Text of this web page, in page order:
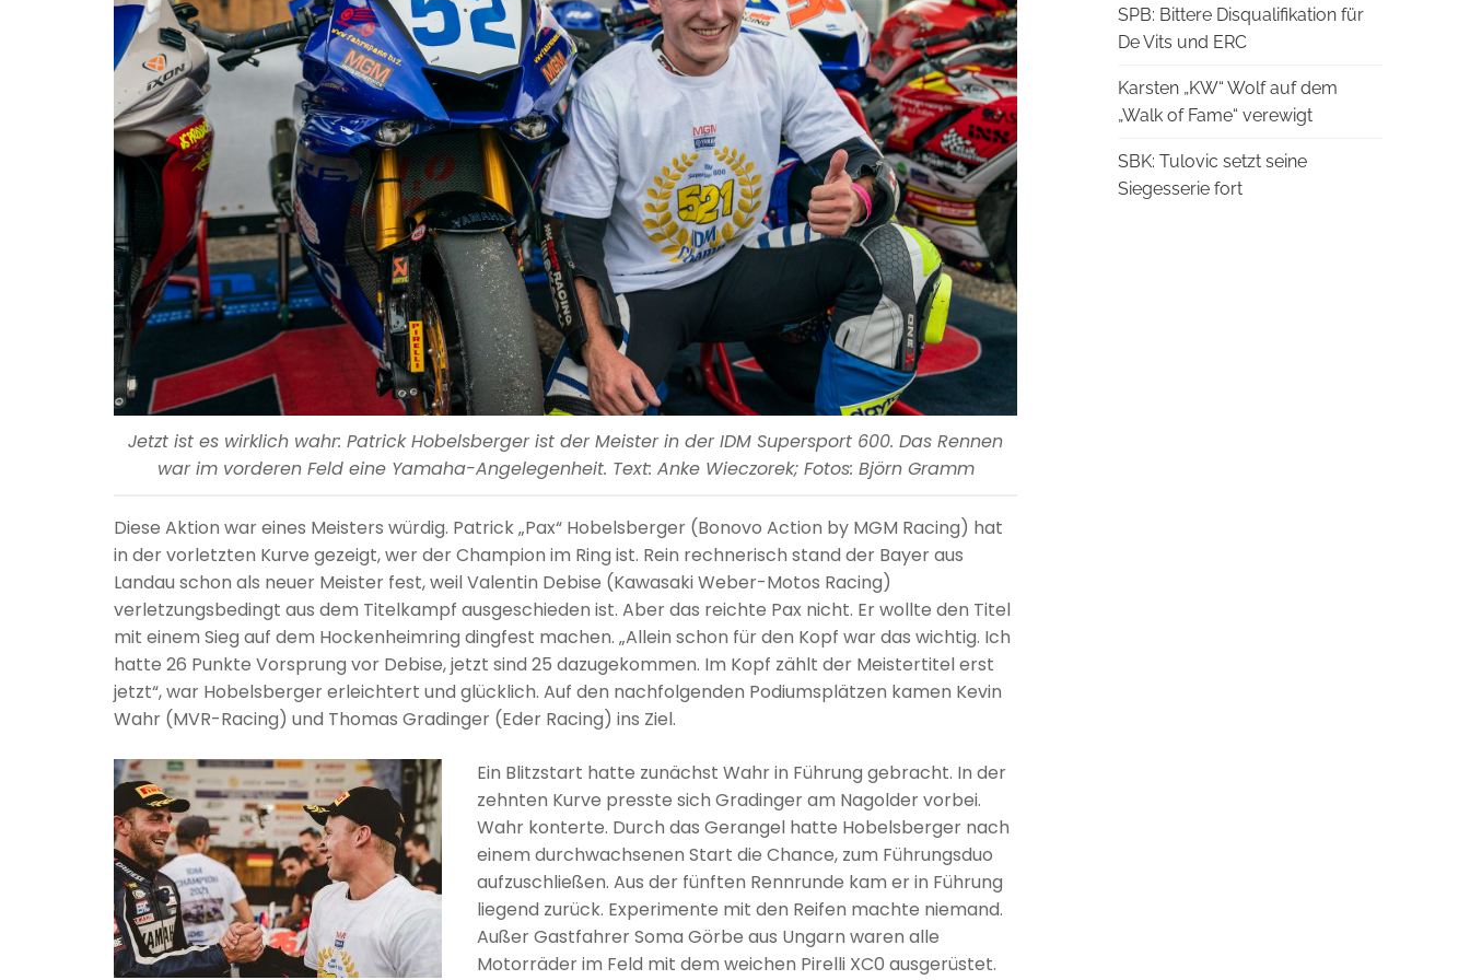
Jetzt ist es wirklich wahr: Patrick Hobelsberger ist der Meister in der IDM Supersport 600. Das Rennen
war im vorderen Feld eine Yamaha-Angelegenheit. Text: Anke Wieczorek; Fotos: Björn Gramm
Diese Aktion war eines Meisters würdig. Patrick „Pax“ Hobelsberger (Bonovo Action by MGM Racing) hat
in der vorletzten Kurve gezeigt, wer der Champion im Ring ist. Rein rechnerisch stand der Bayer aus
Landau schon als neuer Meister fest, weil Valentin Debise (Kawasaki Weber-Motos Racing)
verletzungsbedingt aus dem Titelkampf ausgeschieden ist. Aber das reichte Pax nicht. Er wollte den Titel
mit einem Sieg auf dem Hockenheimring dingfest machen. „Allein schon für den Kopf war das wichtig. Ich
hatte 26 Punkte Vorsprung vor Debise, jetzt sind 25 dazugekommen. Im Kopf zählt der Meistertitel erst
jetzt“, war Hobelsberger erleichtert und glücklich. Auf den nachfolgenden Podiumsplätzen kamen Kevin
Wahr (MVR-Racing) und Thomas Gradinger (Eder Racing) ins Ziel.
Ein Blitzstart hatte zunächst Wahr in Führung gebracht. In der
zehnten Kurve presste sich Gradinger am Nagolder vorbei.
Wahr konterte. Durch das Gerangel hatte Hobelsberger nach
einem durchwachsenen Start die Chance, zum Führungsduo
aufzuschließen. Aus der fünften Rennrunde kam er in Führung
liegend zurück. Experimente mit den Reifen machte niemand.
Außer Gastfahrer Soma Görbe aus Ungarn waren alle
Motorräder im Feld mit dem weichen Pirelli XC0 ausgerüstet.
SPB: Bittere Disqualifikation für
De Vits und ERC
Karsten „KW“ Wolf auf dem
„Walk of Fame“ verewigt
SBK: Tulovic setzt seine
Siegesserie fort